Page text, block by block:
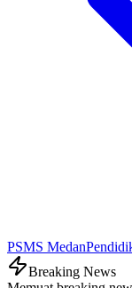
PSMS Medan
Breaking News